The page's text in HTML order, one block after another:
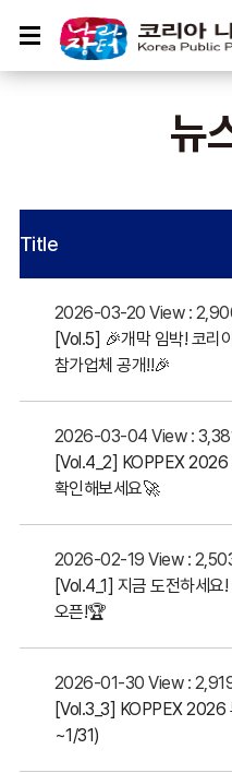
뉴
Title
2026-03-20View :
[Vol.5] 🎉개막 임박! 코리
참가업체 공개!!🎉
2026-03-04View :
[Vol.4_2] KOPPEX 2026
확인해보세요🚀
2026-02-19View :
[Vol.4_1] 지금 도전하세
오픈!🏆
2026-01-30View :
[Vol.3_3] KOPPEX 2026
~1/31)